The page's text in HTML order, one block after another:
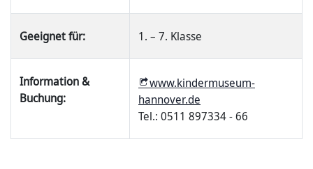
Geeignet für: 1. – 7. Klasse
Information &
Buchung:
www.kindermuseum-
hannover.de
Tel.: 0511 897334 - 66